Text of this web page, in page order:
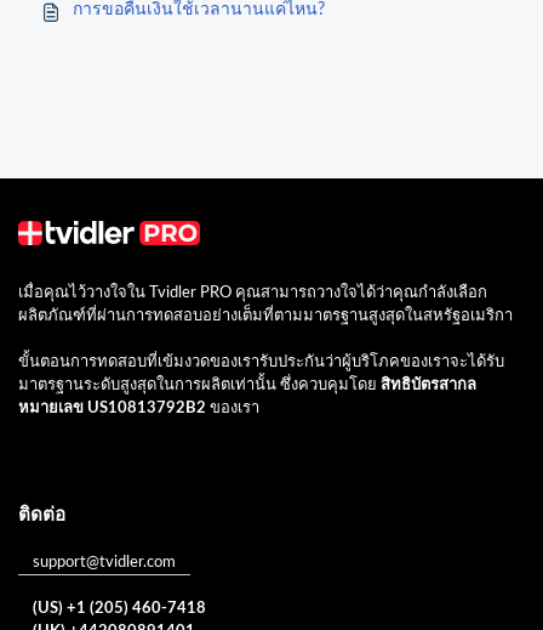
การขอคืนเงินใช้เวลานานแค่ไหน?
เมื่อคุณไว้วางใจใน Tvidler PRO คุณสามารถวางใจได้ว่าคุณกำลังเลือก
ผลิตภัณฑ์ที่ผ่านการทดสอบอย่างเต็มที่ตามมาตรฐานสูงสุดในสหรัฐอเมริกา
ขั้นตอนการทดสอบที่เข้มงวดของเรารับประกันว่าผู้บริโภคของเราจะได้รับ
มาตรฐานระดับสูงสุดในการผลิตเท่านั้น ซึ่งควบคุมโดย สิทธิบัตรสากล
หมายเลข US10813792B2 ของเรา
ติดต่อ
support@tvidler.com
(US) +1 (205) 460-7418